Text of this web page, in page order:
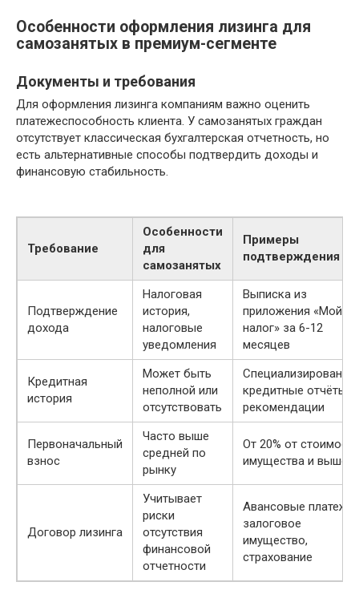
Особенности оформления лизинга для
самозанятых в премиум-сегменте
Документы и требования
Для оформления лизинга компаниям важно оценить
платежеспособность клиента. У самозанятых граждан
отсутствует классическая бухгалтерская отчетность, но
есть альтернативные способы подтвердить доходы и
финансовую стабильность.
Требование
Особенности
для
самозанятых
Примеры
подтверждения
Подтверждение
дохода
Налоговая
история,
налоговые
уведомления
Выписка из
приложения «Мой
налог» за 6-12
месяцев
Кредитная
история
Может быть
неполной или
отсутствовать
кредитные отчёты,
рекомендации
Первоначальный
взнос
Часто выше
средней по
рынку
От 20% от стоимости
имущества и выше
Договор лизинга
Учитывает
риски
отсутствия
финансовой
отчетности
Авансовые платежи,
залоговое
имущество,
страхование